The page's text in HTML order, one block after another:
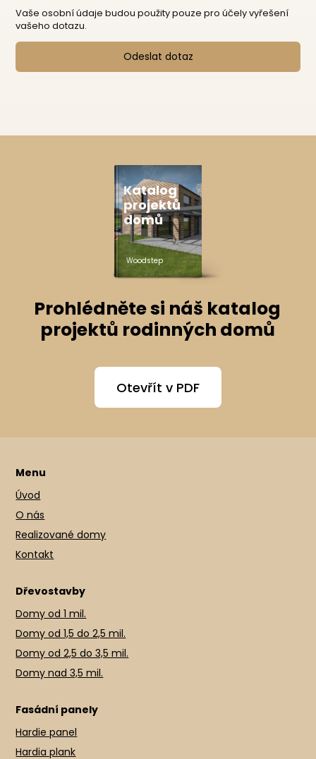
Vaše osobní údaje budou použity pouze pro účely vyřešení
vašeho dotazu.
Odeslat dotaz
Katalog
projektů
domů
Woodstep
Prohlédněte si náš katalog
projektů rodinných domů
Otevřít v PDF
Menu
Úvod
O nás
Realizované domy
Kontakt
Dřevostavby
Domy od 1 mil.
Domy od 1,5 do 2,5 mil.
Domy od 2,5 do 3,5 mil.
Domy nad 3,5 mil.
Fasádní panely
Hardie panel
Hardia plank